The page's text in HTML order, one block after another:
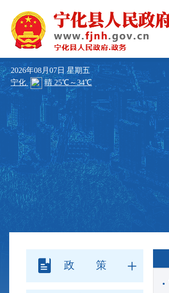
2026年08月07日星期五
政 策